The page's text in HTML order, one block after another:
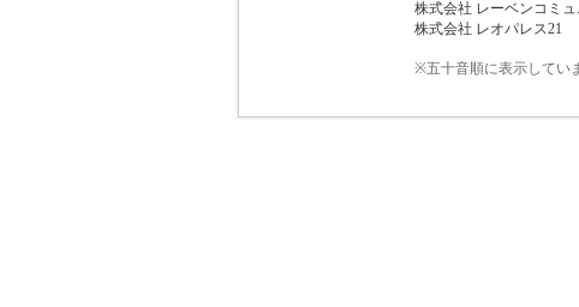
株式会社 レーベンコミ
株式会社 レオパレス21
※五十音順に表示してい